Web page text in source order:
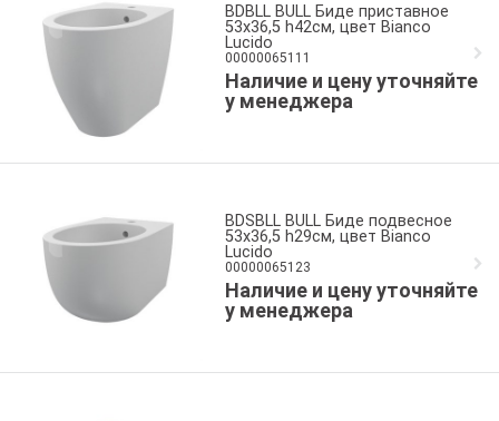
BDBLL BULL Биде приставное
53x36,5 h42см, цвет Bianco
Lucido
00000065111
Наличие и цену уточняйте
у менеджера
BDSBLL BULL Биде подвесное
53x36,5 h29см, цвет Bianco
Lucido
00000065123
Наличие и цену уточняйте
у менеджера